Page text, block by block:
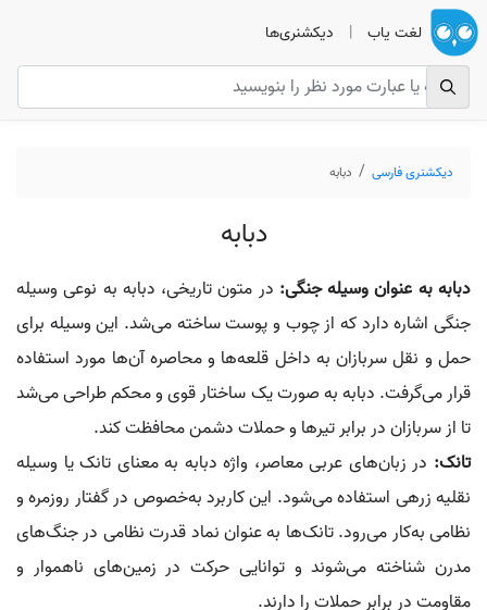
لغت یاب | دیکشنری‌ها
دیکشنری فارسی دبابه
دبابه
دبابه به عنوان وسیله جنگی: در متون تاریخی، دبابه به نوعی وسیله
جنگی اشاره دارد که از چوب و پوست ساخته می‌شد. این وسیله برای
حمل و نقل سربازان به داخل قلعه‌ها و محاصره آن‌ها مورد استفاده
قرار می‌گرفت. دبابه به صورت یک ساختار قوی و محکم طراحی می‌شد
تا از سربازان در برابر تیرها و حملات دشمن محافظت کند.
تانک: در زبان‌های عربی معاصر، واژه دبابه به معنای تانک یا وسیله
نقلیه زرهی استفاده می‌شود. این کاربرد به‌خصوص در گفتار روزمره و
نظامی به‌کار می‌رود. تانک‌ها به عنوان نماد قدرت نظامی در جنگ‌های
مدرن شناخته می‌شوند و توانایی حرکت در زمین‌های ناهموار و
مقاومت در برابر حملات را دارند.